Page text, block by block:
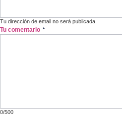
Tu dirección de email no será publicada.
Tu comentario *
0/500